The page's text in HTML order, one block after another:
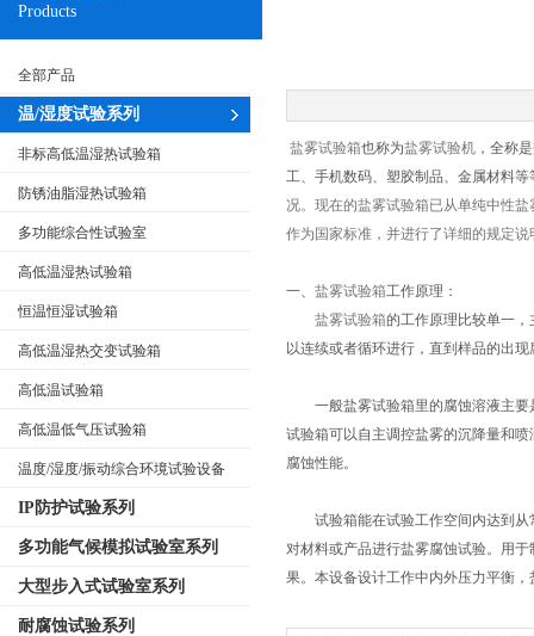
Products
全部产品
温/湿度试验系列
非标高低温湿热试验箱
防锈油脂湿热试验箱
多功能综合性试验室
高低温湿热试验箱
恒温恒湿试验箱
高低温湿热交变试验箱
高低温试验箱
高低温低气压试验箱
温度/湿度/振动综合环境试验设备
IP防护试验系列
多功能气候模拟试验室系列
大型步入式试验室系列
耐腐蚀试验系列
盐雾试验箱也称为盐雾试验机 ，全称是
工、手机数码、塑胶制品、金属材料
况。现在的盐雾试验箱已从单纯中性
作为国家标准，并进行了详细的规定说
一、 盐雾试验箱工作原理：
盐雾试验箱的工作原理比较单一
以连续或者循环进行，直到样品的出
一般盐雾试验箱里的腐蚀溶液主要
试验箱可以自主调控盐雾的沉降量和
腐蚀性能。
试验箱能在试验工作空间内达到从
对材料或产品进行盐雾腐蚀试验。用
果。本设备设计工作中内外压力平衡